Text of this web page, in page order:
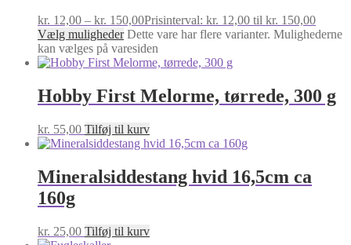
kr. 12,00 – kr. 150,00Prisinterval: kr. 12,00 til kr. 150,00
Vælg muligheder Dette vare har flere varianter. Mulighederne
kan vælges på varesiden
Hobby First Melorme, tørrede, 300 g
kr. 55,00 Tilføj til kurv
Mineralsiddestang hvid 16,5cm ca
160g
kr. 25,00 Tilføj til kurv